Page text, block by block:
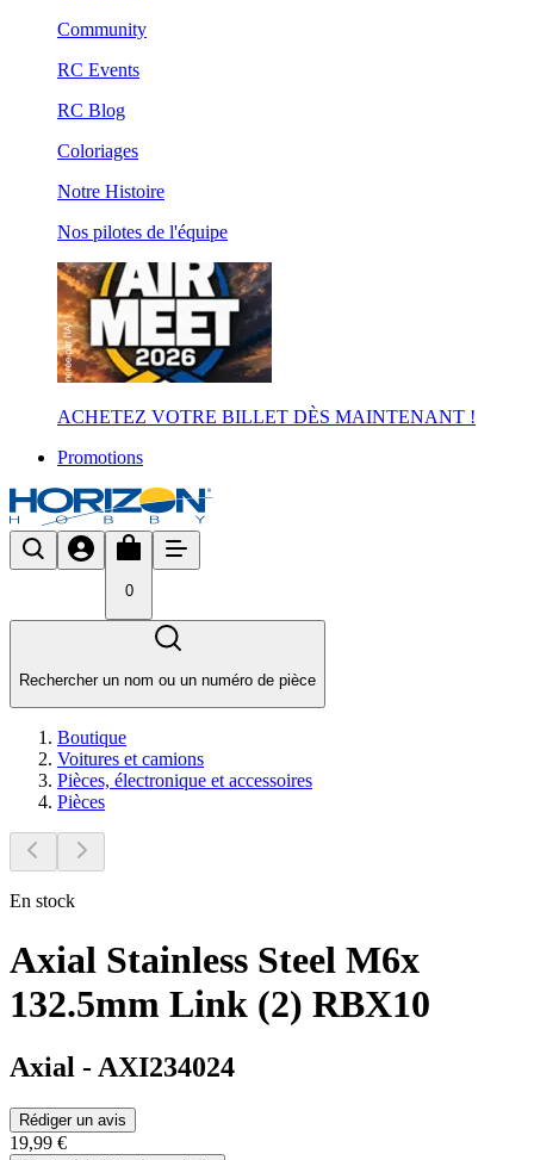
Community
RC Events
RC Blog
Coloriages
Notre Histoire
Nos pilotes de l'équipe
ACHETEZ VOTRE BILLET DÈS MAINTENANT !
Promotions
0
Rechercher un nom ou un numéro de pièce
Boutique
Voitures et camions
Pièces, électronique et accessoires
Pièces
En stock
Axial Stainless Steel M6x
132.5mm Link (2) RBX10
Axial - AXI234024
Rédiger un avis
19,99 €